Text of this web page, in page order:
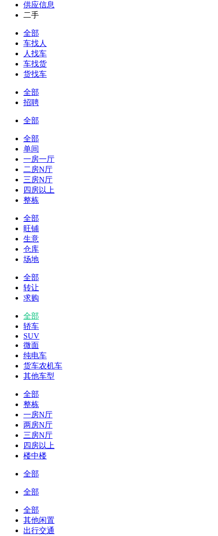
供应信息
二手
全部
车找人
人找车
车找货
货找车
全部
招聘
全部
全部
单间
一房一厅
二房N厅
三房N厅
四房以上
整栋
全部
旺铺
生意
仓库
场地
全部
转让
求购
全部
轿车
SUV
微面
纯电车
货车农机车
其他车型
全部
整栋
一房N厅
两房N厅
三房N厅
四房以上
楼中楼
全部
全部
全部
其他闲置
出行交通